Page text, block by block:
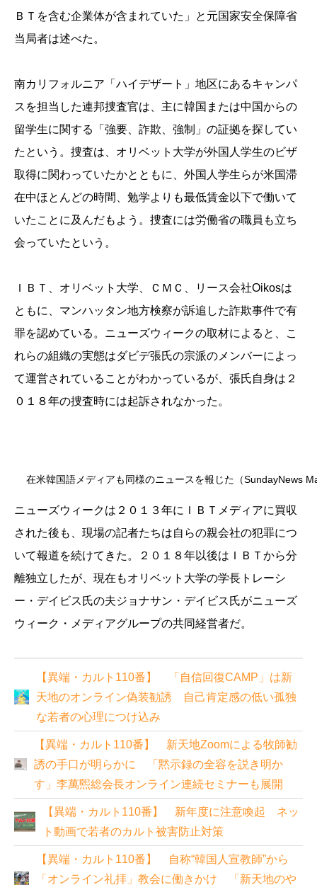
ＢＴ を含む企業体が含まれていた」と元国家安全保障省
当局者は述べた。
南カリフォルニア「ハイデザート」地区にあるキャンパ
スを担当した連邦捜査官は、主に韓国または中国からの
留学生に関する「強要、詐欺、強制」の証拠を探してい
たという。捜査は、オリベット大学が外国人学生のビザ
取得に関わっていたかとともに、外国人学生らが米国滞
在中ほとんどの時間、勉学よりも最低賃金以下で働いて
いたことに及んだもよう。捜査には労働省の職員も立ち
会っていたという。
ＩＢＴ 、オリベット大学、 ＣＭＣ 、リース会社Oikosは
ともに、マンハッタン地方検察が訴追した詐欺事件で有
罪を認めている。ニューズウィークの取材によると、こ
れらの組織の実態はダビデ張氏の宗派のメンバーによっ
て運営されていることがわかっているが、張氏自身は ２
０１８年の捜査時には起訴されなかった。
在米韓国語メディアも同様のニュースを報じた（SundayNews
ニューズウィークは ２０１３年に ＩＢＴ メディアに買収
された後も、現場の記者たちは自らの親会社の犯罪につ
いて報道を続けてきた。
２０１８年以後は ＩＢＴ から分
離独立したが、現在もオリベット大学の学長トレーシ
ー・デイビス氏の夫ジョナサン・デイビス氏がニューズ
ウィーク・メディアグループの共同経営者だ。
【異端・カルト110番】 「自信回復CAMP」は新
天地のオンライン偽装勧誘 自己肯定感の低い孤独
な若者の心理につけ込み
【異端・カルト110番】 新天地Zoomによる牧師勧
誘の手口が明らかに 「黙示録の全容を説き明か
す」李萬煕総会長オンライン連続セミナーも展開
【異端・カルト110番】 新年度に注意喚起 ネッ
ト動画で若者のカルト被害防止対策
【異端・カルト110番】 自称“韓国人宣教師”から
「オンライン礼拝」教会に働きかけ 「新天地のや